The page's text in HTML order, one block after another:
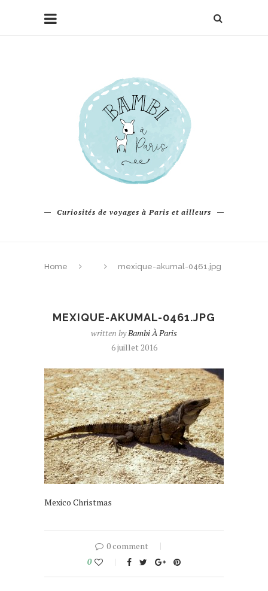
Curiosités de voyages à Paris et ailleurs
Home mexique-akumal-0461.jpg
MEXIQUE-AKUMAL-0461.JPG
written byBambi À Paris
6 juillet 2016
Mexico Christmas
0 comment
0